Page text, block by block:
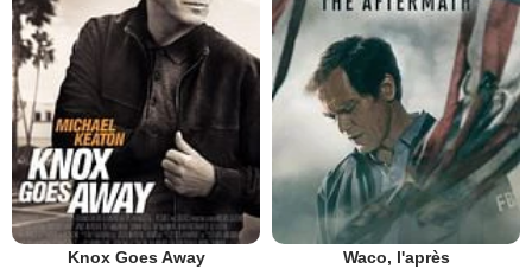
Knox Goes Away Waco, l'après